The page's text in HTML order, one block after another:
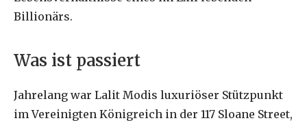
Billionärs.
Was ist passiert
Jahrelang war Lalit Modis luxuriöser Stützpunkt
im Vereinigten Königreich in der 117 Sloane Street,